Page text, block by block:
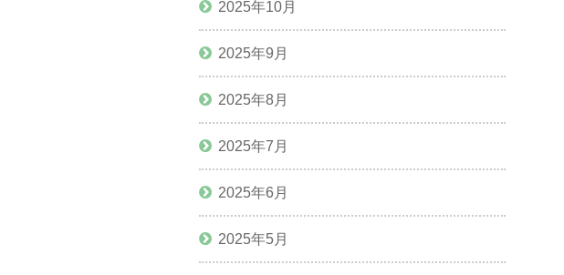
2025年10月
2025年9月
2025年8月
2025年7月
2025年6月
2025年5月